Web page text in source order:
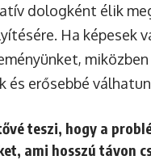
dologként élik
Ha képesek
erősebbé
teszi, hogy a
ami hosszú távon